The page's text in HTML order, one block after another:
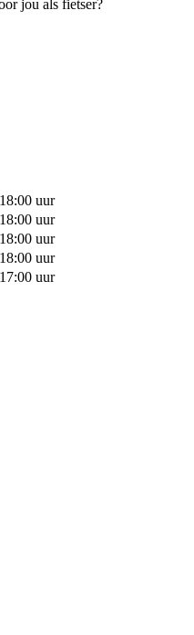
jou als fietser?
uur
uur
uur
uur
uur